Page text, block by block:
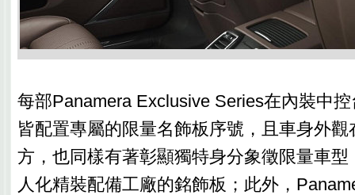
每部Panamera Exclusive Series在內裝中
皆配置專屬的限量名飾板序號，且車身外
方，也同樣有著彰顯獨特身分象徵限量車
人化精裝配備工廠的銘飾板；此外，